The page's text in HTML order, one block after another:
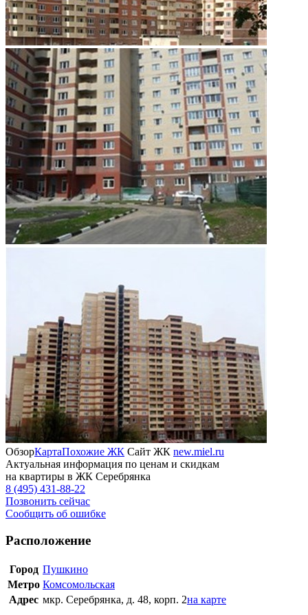
ОбзорКартаПохожие ЖК Сайт ЖК new.miel.ru
Актуальная информация по ценам и скидкам
на квартиры в ЖК Серебрянка
8 (495) 431-88-22
Позвонить сейчас
Сообщить об ошибке
Расположение
Город Пушкино
Метро Комсомольская
Адрес мкр. Серебрянка, д. 48, корп. 2на карте